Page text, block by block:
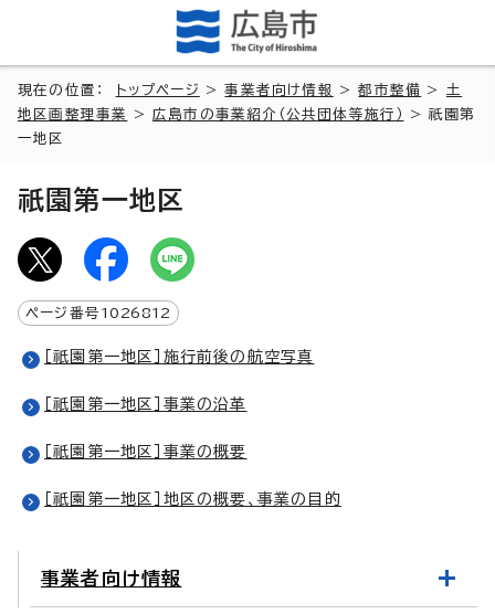
現在の位置： トップページ >事業者向け情報 >都市整備 > 土
地区画整理事業
>広島市の事業紹介（公共団体等施行）
> 祇園第
一地区
祇園第一地区
ページ番号 1026812
［祇園第一地区］施行前後の航空写真
［祇園第一地区］事業の沿革
［祇園第一地区］事業の概要
［祇園第一地区］地区の概要、事業の目的
事業者向け情報